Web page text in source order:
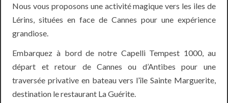
Nous vous proposons une activité magique vers les iles de
Lérins, situées en face de Cannes pour une expérience
grandiose.
Embarquez à bord de notre Capelli Tempest 1000, au
départ et retour de Cannes ou d’Antibes pour une
traversée privative en bateau vers l’île Sainte Marguerite,
destination le restaurant La Guérite.